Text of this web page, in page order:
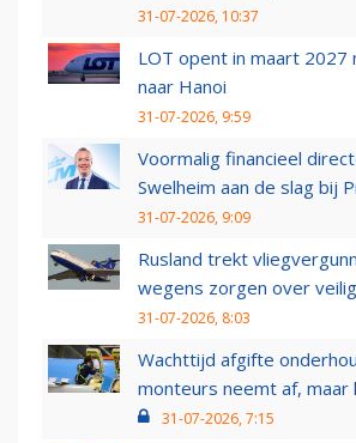
31-07-2026, 10:37
LOT opent in maart 2027
naar Hanoi
31-07-2026, 9:59
Voormalig financieel
Swelheim aan de slag bij
31-07-2026, 9:09
Rusland trekt
wegens zorgen over
31-07-2026, 8:03
Wachttijd afgifte
monteurs neemt af,
31-07-2026, 7:15